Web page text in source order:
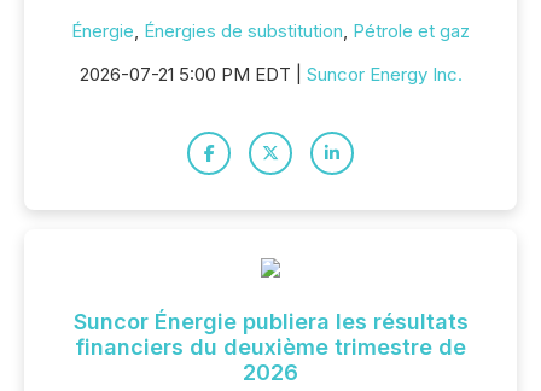
Énergie, Énergies de substitution, Pétrole et gaz
2026-07-21 5:00 PM EDT | Suncor Energy Inc.
Suncor Énergie publiera les résultats
financiers du deuxième trimestre de
2026